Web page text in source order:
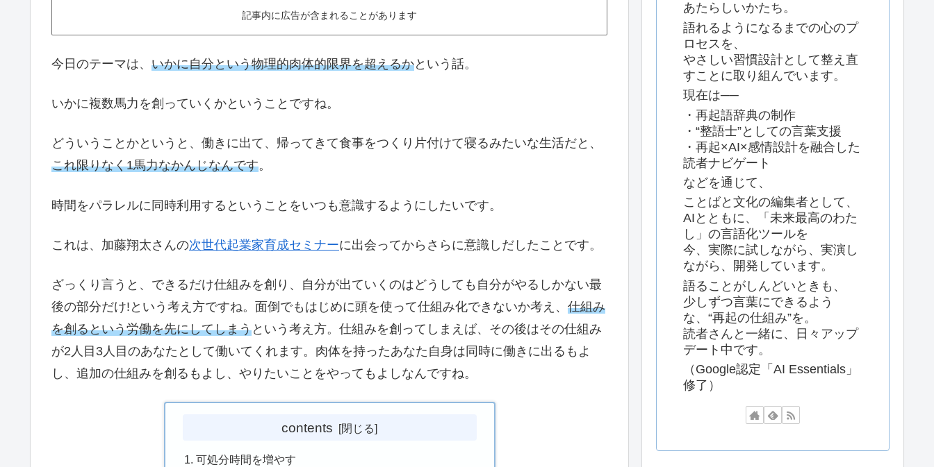
記事内に広告が含まれることがあります
今日のテーマは、 いかに自分という物理的肉体的限界を超えるかという話。
いかに複数馬力を創っていくかということですね。
どういうことかというと、働きに出て、帰ってきて食事をつくり片付けて寝るみたいな生活だと、
これ限りなく1馬力なかんじなんです。
時間をパラレルに同時利用するということをいつも意識するようにしたいです。
これは、加藤翔太さんの次世代起業家育成セミナーに出会ってからさらに意識しだしたことです。
ざっくり言うと、できるだけ仕組みを創り、自分が出ていくのはどうしても自分がやるしかない最
後の部分だけ!という考え方ですね。面倒でもはじめに頭を使って仕組み化できないか考え、 仕組み
を創るという労働を先にしてしまうという考え方。仕組みを創ってしまえば、その後はその仕組み
が2人目3人目のあなたとして働いてくれます。肉体を持ったあなた自身は同時に働きに出るもよ
し、追加の仕組みを創るもよし、やりたいことをやってもよしなんですね。
contents
可処分時間を増やす
あたらしいかたち。
語れるようになるまでの心のプ
ロセスを、
やさしい習慣設計として整え直
すことに取り組んでいます。
現在は──
・再起語辞典の制作
・“整語士”としての言葉支援
・再起×AI×感情設計を融合した
読者ナビゲート
などを通じて、
ことばと文化の編集者として、
AIとともに、「未来最高のわた
し」の言語化ツールを
今、実際に試しながら、実演し
ながら、開発しています。
語ることがしんどいときも、
少しずつ言葉にできるよう
な、“再起の仕組み”を。
読者さんと一緒に、日々アップ
デート中です。
（Google認定「AI Essentials」
修了）